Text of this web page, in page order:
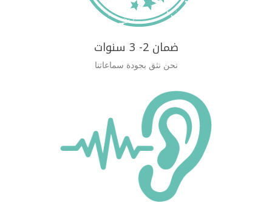
ضمان 2- 3 سنوات
نحن نثق بجودة سماعاتنا